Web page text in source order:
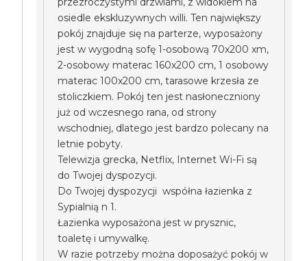
osiedle ekskluzywnych willi. Ten największy
pokój znajduje się na parterze, wyposażony
jest w wygodną sofę 1-osobową 70x200 xm,
2-osobowy materac 160x200 cm, 1 osobowy
materac 100x200 cm, tarasowe krzesła ze
stoliczkiem. Pokój ten jest nasłoneczniony
już od wczesnego rana, od strony
wschodniej, dlatego jest bardzo polecany na
letnie pobyty.
Telewizja grecka, Netflix, Internet Wi-Fi są
do Twojej dyspozycji.
Do Twojej dyspozycji współna łazienka z
Sypialnią n 1.
Łazienka wyposażona jest w prysznic,
toaletę i umywalkę.
W razie potrzeby można doposażyć pokój w